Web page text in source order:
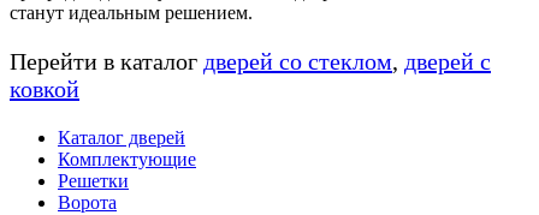
станут идеальным решением.
Перейти в каталог дверей со стеклом, дверей с
ковкой
Каталог дверей
Комплектующие
Решетки
Ворота